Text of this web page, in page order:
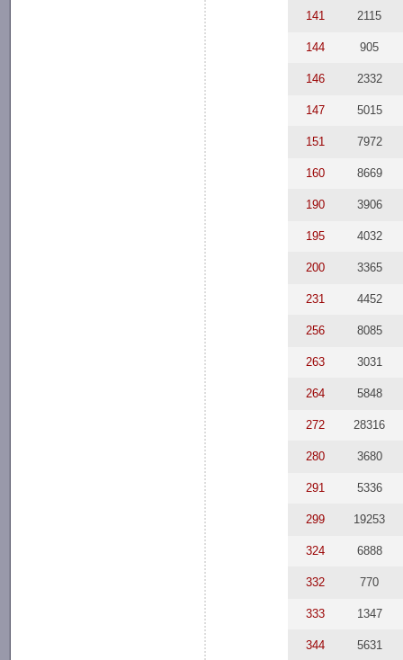
141 2115
144 905
146 2332
147 5015
151 7972
160 8669
190 3906
195 4032
200 3365
231 4452
256 8085
263 3031
264 5848
272 28316
280 3680
291 5336
299 19253
324 6888
332 770
333 1347
344 5631